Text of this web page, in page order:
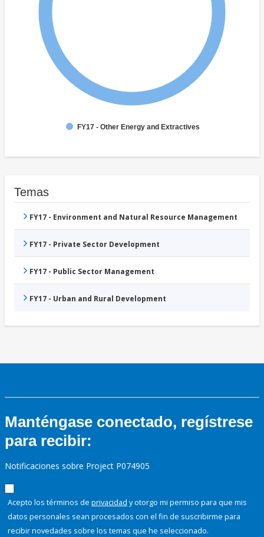
FY17 - Other Energy and Extractives
Temas
FY17 - Environment and Natural Resource Management
FY17 - Private Sector Development
FY17 - Public Sector Management
FY17 - Urban and Rural Development
Manténgase conectado, regístrese
para recibir:
Notificaciones sobre Project P074905
Acepto los términos de privacidad y otorgo mi permiso para que mis
datos personales sean procesados con el fin de suscribirme para
recibir novedades sobre los temas que he seleccionado.